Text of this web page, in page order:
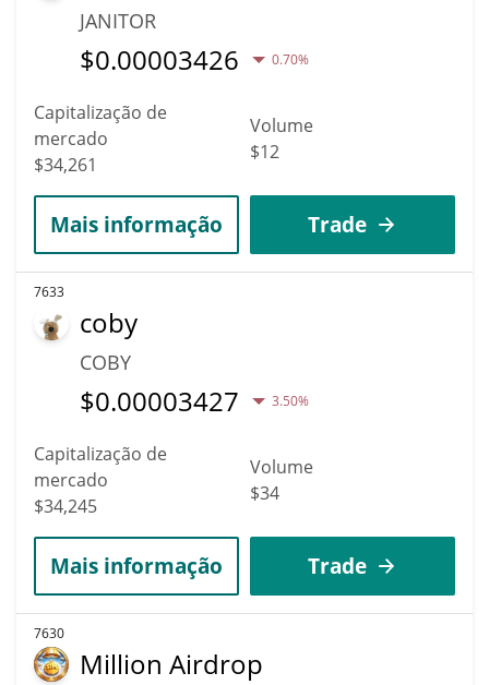
JANITOR
$0.00003426 0.70%
Capitalização de
mercado
$34,261
Volume
$12
Mais informação Trade
7633
coby
COBY
$0.00003427 3.50%
Capitalização de
mercado
$34,245
Volume
$34
Mais informação Trade
7630
Million Airdrop